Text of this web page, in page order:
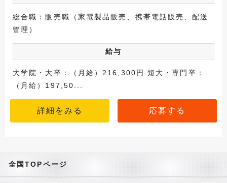
総合職：販売職（家電製品販売、携帯電話販売、配送
管理）
給与
大学院・大卒：（月給）216,300円 短大・専門卒：
（月給）197,50...
詳細をみる 応募する
全国TOPページ